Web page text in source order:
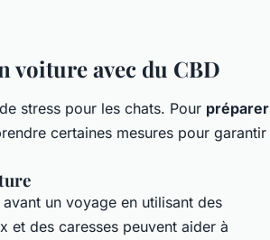
voiture avec du CBD
stress pour les chats. Pour préparer
certaines mesures pour garantir
un voyage en utilisant des
et des caresses peuvent aider à